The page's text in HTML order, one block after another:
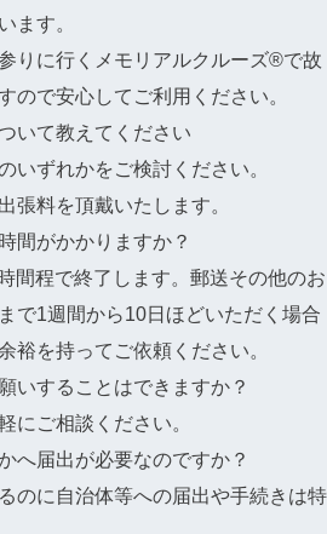
ます。
りに行くメモリアルクルーズ®で故
ので安心してご利用ください。
いて教えてください
いずれかをご検討ください。
張料を頂戴いたします。
間がかかりますか？
間程で終了します。郵送その他のお
で1週間から10日ほどいただく場合
裕を持ってご依頼ください。
いすることはできますか？
にご相談ください。
へ届出が必要なのですか？
のに自治体等への届出や手続きは特